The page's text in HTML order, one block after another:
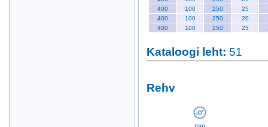
400
100 250
25
400
100 250
20
400
100 250 25
Kataloogi leht: 51
Rehv